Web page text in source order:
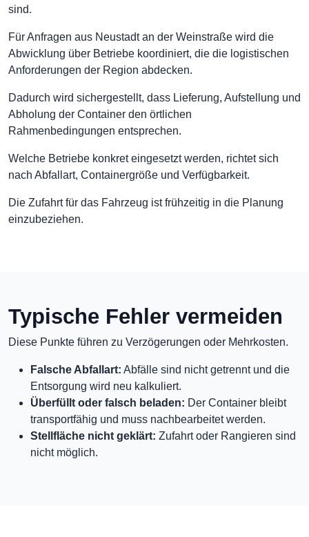
sind.
Für Anfragen aus Neustadt an der Weinstraße wird die
Abwicklung über Betriebe koordiniert, die die logistischen
Anforderungen der Region abdecken.
Dadurch wird sichergestellt, dass Lieferung, Aufstellung und
Abholung der Container den örtlichen
Rahmenbedingungen entsprechen.
Welche Betriebe konkret eingesetzt werden, richtet sich
nach Abfallart, Containergröße und Verfügbarkeit.
Die Zufahrt für das Fahrzeug ist frühzeitig in die Planung
einzubeziehen.
Typische Fehler vermeiden
Diese Punkte führen zu Verzögerungen oder Mehrkosten.
Falsche Abfallart: Abfälle sind nicht getrennt und die
Entsorgung wird neu kalkuliert.
Überfüllt oder falsch beladen: Der Container bleibt
transportfähig und muss nachbearbeitet werden.
Stellfläche nicht geklärt: Zufahrt oder Rangieren sind
nicht möglich.